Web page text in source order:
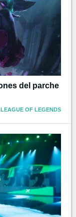
del parche
LEAGUE OF LEGENDS